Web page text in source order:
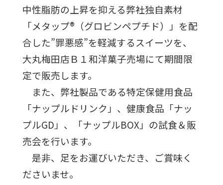
中性脂肪の上昇を抑える弊社独自素材
「メタップ®（グロビンペプチド）」を配
合した”罪悪感”を軽減するスイーツを、
大丸梅田店Ｂ１和洋菓子売場にて期間限
定で販売します。
また、弊社製品である特定保健用食品
「ナップルドリンク」、健康食品「ナッ
プルGD」、「ナップルBOX」の試食＆販
売会を行います。
是非、足をお運びいただき、ご賞味く
ださいませ。